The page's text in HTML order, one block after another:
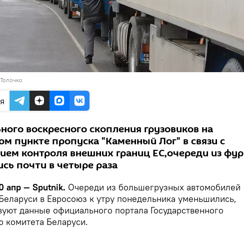
воскресного скопления грузовиков на
пункте пропуска "Каменный Лог" в связи с
контроля внешних границ ЕС,очереди из фур
почти в четыре раза
апр — Sputnik. Очереди из большегрузных автомобилей
в Евросоюз к утру понедельника уменьшились,
данные официального портала Государственного
комитета Беларуси.